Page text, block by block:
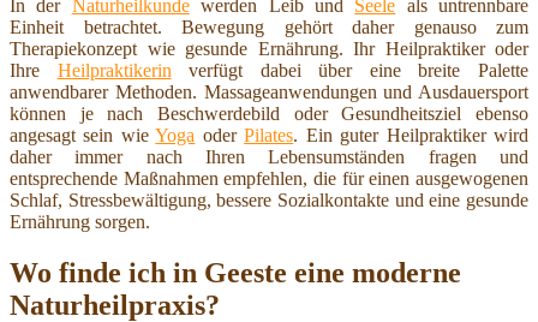
In der Naturheilkundewerden Leib und Seele als untrennbare
Einheit betrachtet. Bewegung gehört daher genauso zum
Therapiekonzept wie gesunde Ernährung. Ihr Heilpraktiker oder
Ihre Heilpraktikerin verfügt dabei über eine breite Palette
anwendbarer Methoden. Massageanwendungen und Ausdauersport
können je nach Beschwerdebild oder Gesundheitsziel ebenso
angesagt sein wieYoga oderPilates. Ein guter Heilpraktiker wird
daher immer nach Ihren Lebensumständen fragen und
entsprechende Maßnahmen empfehlen, die für einen ausgewogenen
Schlaf, Stressbewältigung, bessere Sozialkontakte und eine gesunde
Ernährung sorgen.
Wo finde ich in Geeste eine moderne
Naturheilpraxis?